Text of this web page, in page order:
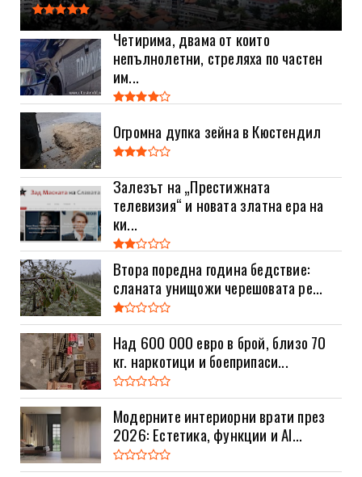
Четирима, двама от които
непълнолетни, стреляха по частен
им...
Огромна дупка зейна в Кюстендил
Залезът на „Престижната
телевизия“ и новата златна ера на
ки...
Втора поредна година бедствие:
сланата унищожи черешовата ре...
Над 600 000 евро в брой, близо 70
кг. наркотици и боеприпаси...
Модерните интериорни врати през
2026: Естетика, функции и AI...